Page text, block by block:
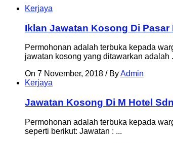
Kerjaya
Iklan Jawatan Kosong Di Pasar
Permohonan adalah terbuka kepada
jawatan kosong yang ditawarkan adalah
On 7 November, 2018 /ByAdmin
Kerjaya
Jawatan Kosong Di M Hotel
Permohonan adalah terbuka kepada
seperti berikut: Jawatan : ...